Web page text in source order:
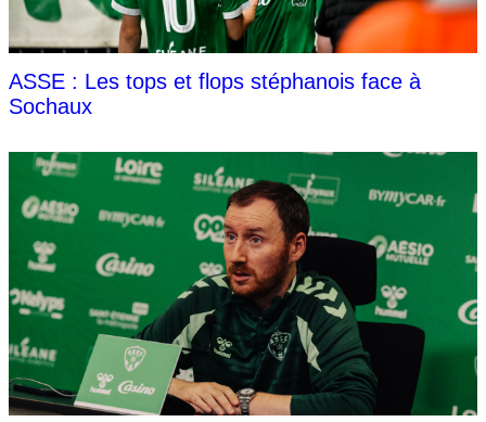
ASSE : Les tops et flops stéphanois face à
Sochaux